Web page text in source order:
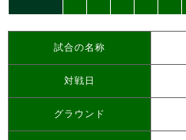
試合の名称
対戦日
グラウンド